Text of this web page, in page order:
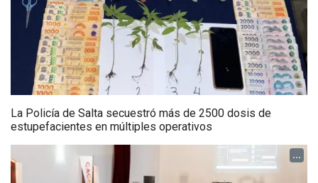
La Policía de Salta secuestró más de 2500 dosis de
estupefacientes en múltiples operativos
...